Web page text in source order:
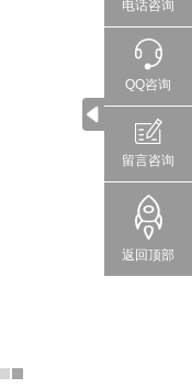
电话咨询
QQ咨询
留言咨询
返回顶部